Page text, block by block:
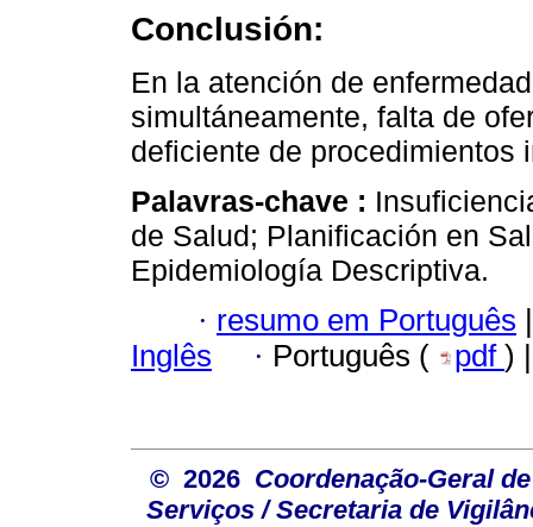
Conclusión:
En la atención de
simultáneamente, falta de
deficiente de procedimientos
Palavras-chave :
de Salud; Planificación en
Epidemiología Descriptiva.
· resumo em Português
Inglês
· Português ( pdf )
© 2026 Coordenação-Geral
Serviços / Secretaria de